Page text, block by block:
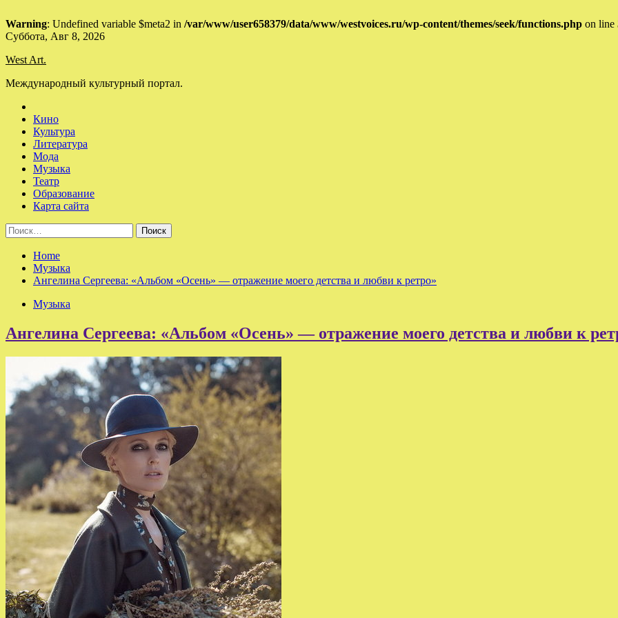
Warning: Undefined variable $meta2 in /var/www/user658379/data/www/westvoices.ru/wp-content/themes/seek/functions.php on line
Skip
content
Суббота, Авг 8, 2026
West Art.
Международный культурный портал.
Кино
Культура
Литература
Мода
Музыка
Театр
Образование
Карта сайта
Найти:
Home
Музыка
Ангелина Сергеева: «Альбом «Осень» — отражение моего детства и любви к ретро»
Музыка
Ангелина Сергеева: «Альбом «Осень» — отражение моего детства и любви к